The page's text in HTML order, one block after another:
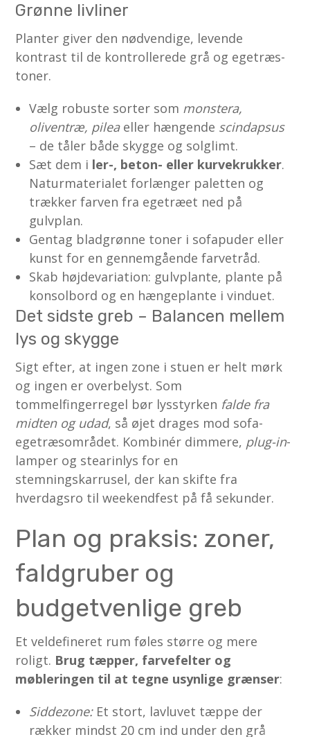
Grønne livliner
Planter giver den nødvendige, levende
kontrast til de kontrollerede grå og egetræs­
toner.
Vælg robuste sorter som monstera,
oliventræ, pileaeller hængende scindapsus
– de tåler både skygge og solglimt.
Sæt dem i ler-, beton- eller kurvekrukker.
Naturmaterialet forlænger paletten og
trækker farven fra egetræet ned på
gulvplan.
Gentag bladgrønne toner i sofapuder eller
kunst for en gennemgående farve­tråd.
Skab højdevariation: gulvplante, plante på
konsolbord og en hængeplante i vinduet.
Det sidste greb – Balancen mellem
lys og skygge
Sigt efter, at ingen zone i stuen er helt mørk
og ingen er overbelyst. Som
tommelfingerregel bør lysstyrken falde fra
midten og udad, så øjet drages mod sofa-
egetræs­området. Kombinér dimmere, plug-in-
lamper og stearin­lys for en
stemningskarrusel, der kan skifte fra
hverdagsro til weekendfest på få sekunder.
Plan og praksis: zoner,
faldgruber og
budgetvenlige greb
Et veldefineret rum føles større og mere
roligt. Brug tæpper, farvefelter og
møbleringen til at tegne usynlige grænser:
Siddezone:Et stort, lavluvet tæppe der
rækker mindst 20 cm ind under den grå